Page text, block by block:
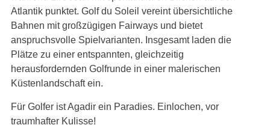
Atlantik punktet. Golf du Soleil vereint übersichtliche
Bahnen mit großzügigen Fairways und bietet
anspruchsvolle Spielvarianten. Insgesamt laden die
Plätze zu einer entspannten, gleichzeitig
herausfordernden Golfrunde in einer malerischen
Küstenlandschaft ein.
Für Golfer ist Agadir ein Paradies. Einlochen, vor
traumhafter Kulisse!